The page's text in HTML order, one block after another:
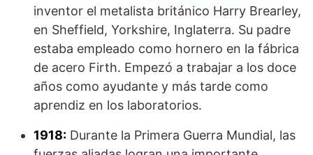
inventor el metalista británico Harry Brearley,
en Sheffield, Yorkshire, Inglaterra. Su padre
estaba empleado como hornero en la fábrica
de acero Firth. Empe­zó a trabajar a los doce
años como ayudante y más tarde como
aprendiz en los laboratorios.
1918: Durante la Primera Guerra Mundial, las